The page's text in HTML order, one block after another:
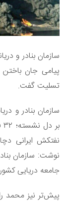
سازمان بنادر و
تسلیت گفت.
سازمان بنادر و
نفتکش ایرانی
نوشت: سازمان
جامعه دریایی
پیش‌تر نیز محمد